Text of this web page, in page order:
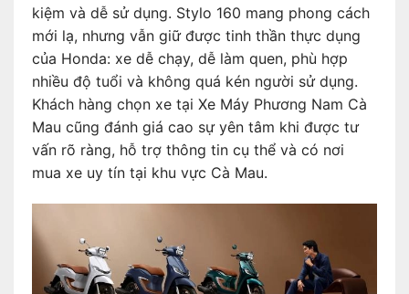
kiệm và dễ sử dụng. Stylo 160 mang phong cách
mới lạ, nhưng vẫn giữ được tinh thần thực dụng
của Honda: xe dễ chạy, dễ làm quen, phù hợp
nhiều độ tuổi và không quá kén người sử dụng.
Khách hàng chọn xe tại Xe Máy Phương Nam Cà
Mau cũng đánh giá cao sự yên tâm khi được tư
vấn rõ ràng, hỗ trợ thông tin cụ thể và có nơi
mua xe uy tín tại khu vực Cà Mau.